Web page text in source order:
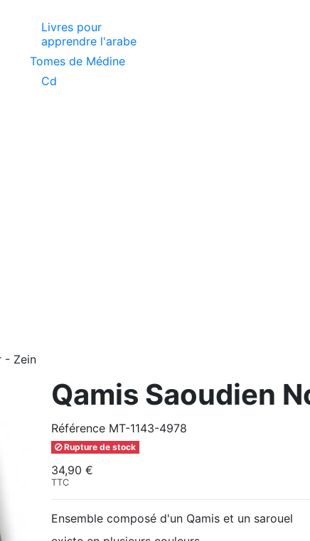
Livres pour
apprendre l'arabe
Tomes de Médine
Cd
- Zein
Qamis Saoudien
Référence MT-1143-4978
Rupture de stock
34,90 €
TTC
Ensemble composé d'un Qamis et un sarouel